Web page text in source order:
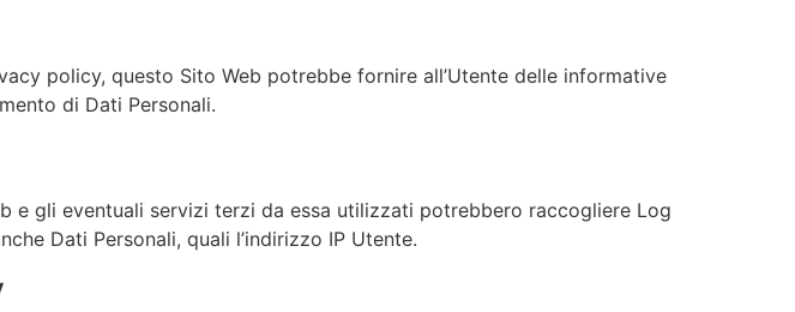
policy, questo Sito Web potrebbe fornire all’Utente delle informative
di Dati Personali.
e gli eventuali servizi terzi da essa utilizzati potrebbero raccogliere Log
Dati Personali, quali l’indirizzo IP Utente.